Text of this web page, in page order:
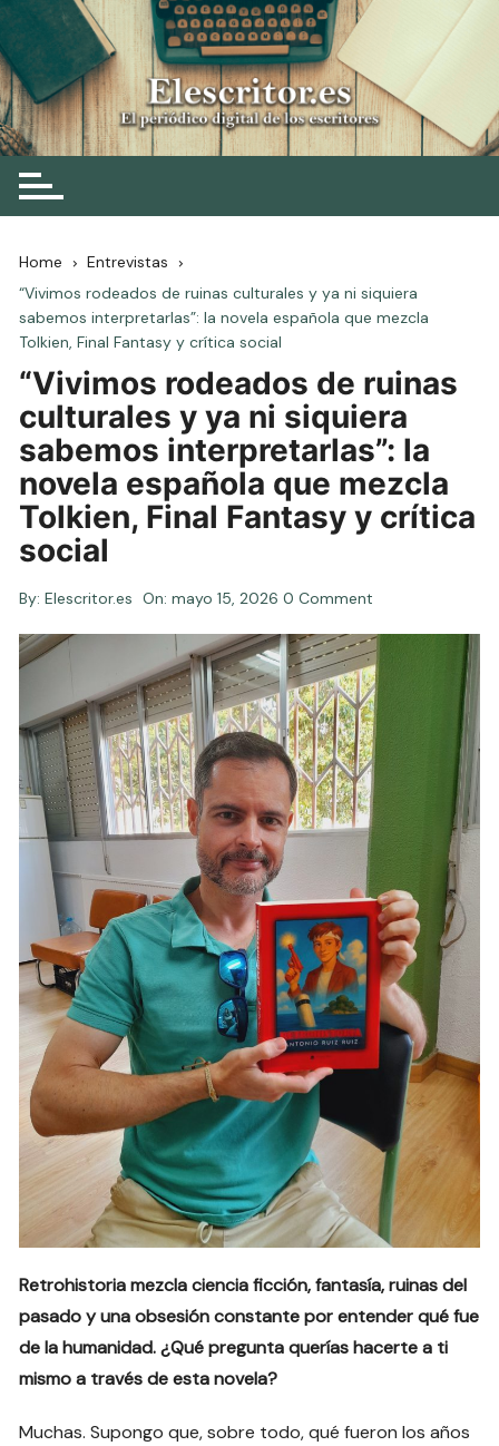
Skip
to
content
Elescritor.es
El periódico digital de los escritores
Home
Entrevistas
“Vivimos rodeados de ruinas culturales y ya ni siquiera
sabemos interpretarlas”: la novela española que mezcla
Tolkien, Final Fantasy y crítica social
“Vivimos rodeados de ruinas
culturales y ya ni siquiera
sabemos interpretarlas”: la
novela española que mezcla
Tolkien, Final Fantasy y crítica
social
By: Elescritor.es On:mayo 15, 2026 0 Comment
Retrohistoria mezcla ciencia ficción, fantasía, ruinas del
pasado y una obsesión constante por entender qué fue
de la humanidad. ¿Qué pregunta querías hacerte a ti
mismo a través de esta novela?
Muchas. Supongo que, sobre todo, qué fueron los años